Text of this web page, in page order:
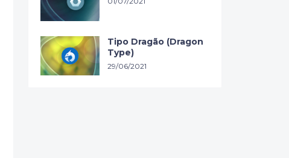
Tipo Dragão (Dragon
Type)
29/06/2021